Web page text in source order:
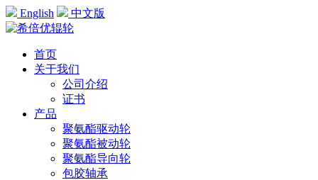
English 中文版
首页
关于我们
公司介绍
证书
产品
聚氨酯驱动轮
聚氨酯被动轮
聚氨酯导向轮
包胶轴承